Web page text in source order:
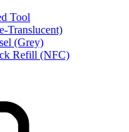
Tool
Translucent)
(Grey)
Refill (NFC)